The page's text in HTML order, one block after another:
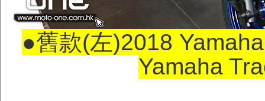
●舊款(左)2018
Yamaha